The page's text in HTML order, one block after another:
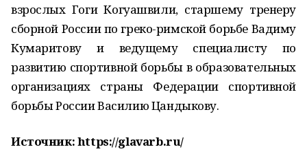
взрослых Гоги Когуашвили, старшему тренеру
сборной России по греко-римской борьбе Вадиму
Кумаритову и ведущему специалисту по
развитию спортивной борьбы в образовательных
организациях страны Федерации спортивной
борьбы России Василию Цандыкову.
Источник: https://glavarb.ru/